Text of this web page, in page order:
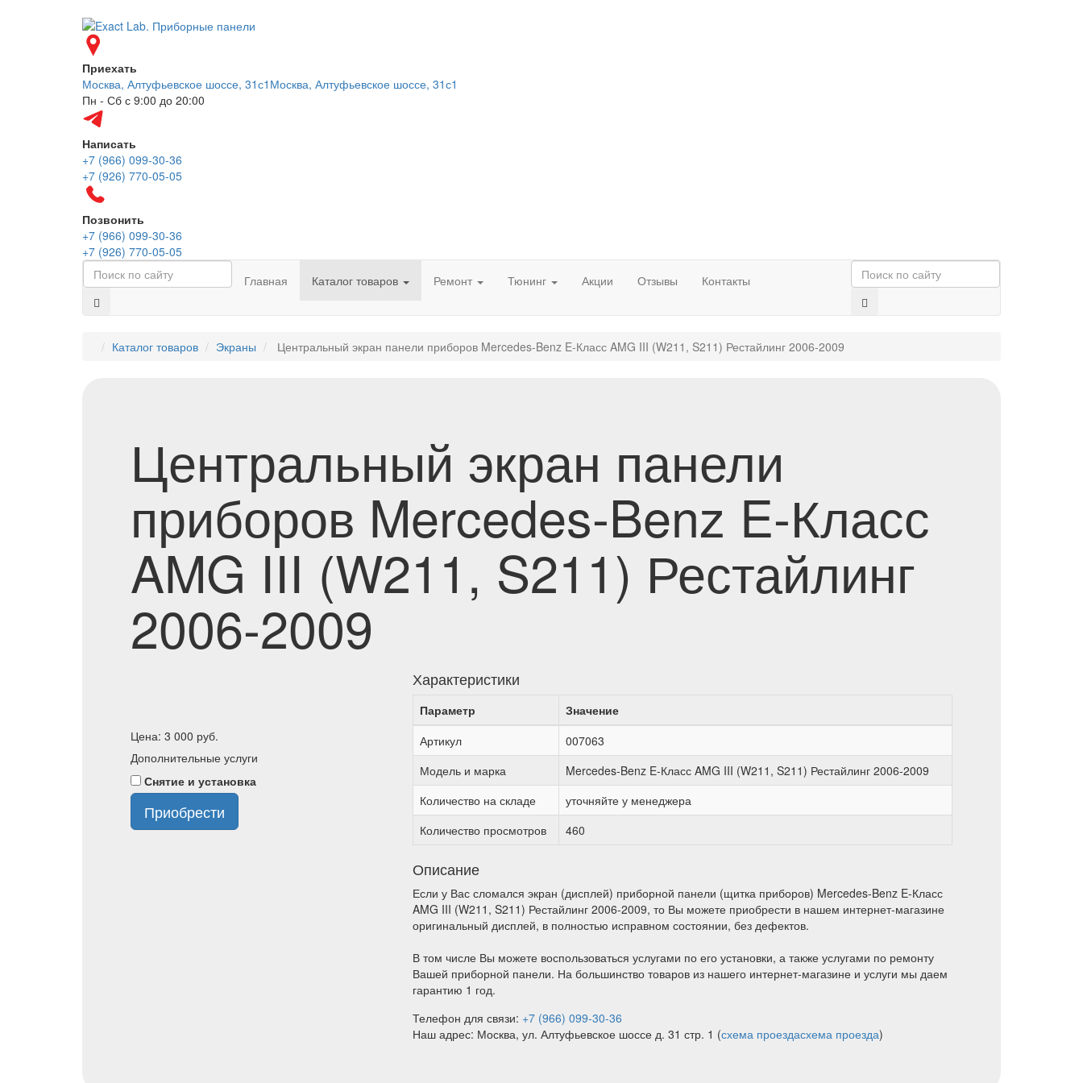
Приехать
Москва, Алтуфьевское шоссе, 31с1 Москва, Алтуфьевское шоссе, 31с1
Пн - Сб с 9:00 до 20:00
Написать
+7 (966) 099-30-36
+7 (926) 770-05-05
Позвонить
+7 (966) 099-30-36
+7 (926) 770-05-05
Главная
Каталог товаров Ремонт Тюнинг Акции Отзывы Контакты
Каталог товаров Экраны Центральный экран панели приборов Mercedes-Benz E-Класс AMG III (W211, S211) Рестайлинг 2006-2009
Центральный экран панели
приборов Mercedes-Benz E-Класс
AMG III (W211, S211) Рестайлинг
2006-2009
Цена: 3 000 руб.
Дополнительные услуги
Снятие и установка
Приобрести
Характеристики
Параметр
Значение
Артикул
007063
Модель и марка
Mercedes-Benz E-Класс AMG III (W211, S211) Рестайлинг 2006-2009
Количество на складе
уточняйте у менеджера
Количество просмотров
460
Описание
Если у Вас сломался экран (дисплей) приборной панели (щитка приборов) Mercedes-Benz E-Класс
AMG III (W211, S211) Рестайлинг 2006-2009, то Вы можете приобрести в нашем интернет-магазине
оригинальный дисплей, в полностью исправном состоянии, без дефектов.
В том числе Вы можете воспользоваться услугами по его установки, а также услугами по ремонту
Вашей приборной панели. На большинство товаров из нашего интернет-магазине и услуги мы даем
гарантию 1 год.
Телефон для связи: +7 (966) 099-30-36
Наш адрес: Москва, ул. Алтуфьевское шоссе д. 31 стр. 1 (схема проездасхема проезда)